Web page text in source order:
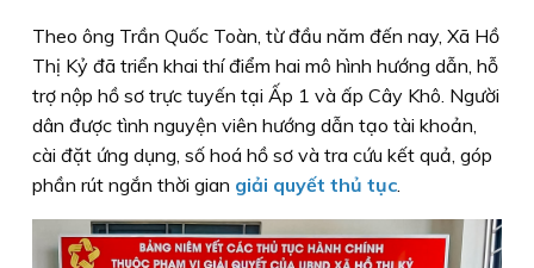
Theo ông Trần Quốc Toàn, từ đầu năm đến nay, Xã Hồ
Thị Kỷ đã triển khai thí điểm hai mô hình hướng dẫn, hỗ
trợ nộp hồ sơ trực tuyến tại Ấp 1 và ấp Cây Khô. Người
dân được tình nguyện viên hướng dẫn tạo tài khoản,
cài đặt ứng dụng, số hoá hồ sơ và tra cứu kết quả, góp
phần rút ngắn thời gian giải quyết thủ tục